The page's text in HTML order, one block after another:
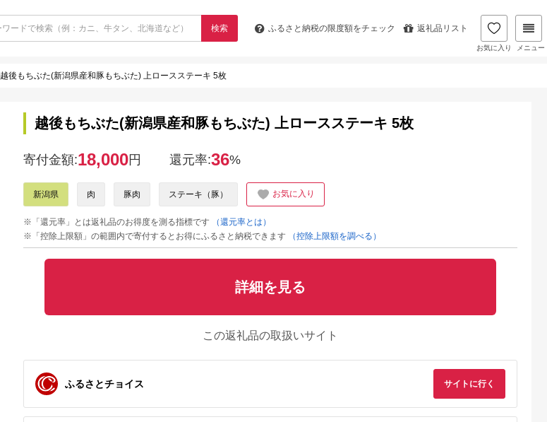
検索 ふるさと納税の限度額をチェック 返礼品リスト
お気に入り メニュー
越後もちぶた(新潟県産和豚もちぶた) 上ロースステーキ 5枚
越後もちぶた(新潟県産和豚もちぶた) 上ロースステーキ 5枚
寄付金額:18,000円 還元率:36%
新潟県 肉 豚肉 ステーキ（豚） お気に入り
※「還元率」とは返礼品のお得度を測る指標です
（還元率とは）
※「控除上限額」の範囲内で寄付するとお得にふるさと納税できます
（控除上限額を調べる）
詳細を見る
この返礼品の取扱いサイト
ふるさとチョイス サイトに行く